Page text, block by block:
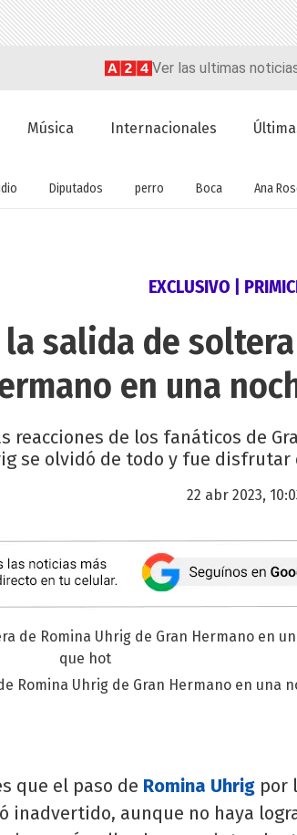
Ver las ultimas
Música Internacionales
Diputados perro Boca Ana
EXCLUSIVO |
salida de
en una
reacciones de los fanáticos de
se olvidó de todo y fue disfrutar
22 abr 2023,
Romina Uhrig de Gran Hermano en una
que el paso de Romina Uhrig por
inadvertido, aunque no haya